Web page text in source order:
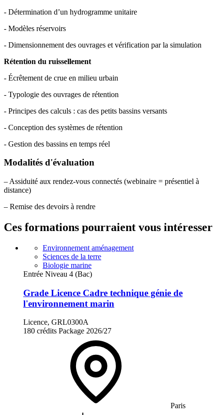
- Détermination d’un hydrogramme unitaire
- Modèles réservoirs
- Dimensionnement des ouvrages et vérification par la simulation
Rétention du ruissellement
- Écrêtement de crue en milieu urbain
- Typologie des ouvrages de rétention
- Principes des calculs : cas des petits bassins versants
- Conception des systèmes de rétention
- Gestion des bassins en temps réel
Modalités d'évaluation
– Assiduité aux rendez-vous connectés (webinaire = présentiel à
distance)
– Remise des devoirs à rendre
Ces formations pourraient vous intéresser
Environnement aménagement
Sciences de la terre
Biologie marine
Entrée Niveau 4 (Bac)
Grade Licence Cadre technique génie de
l'environnement marin
Licence, GRL0300A
180 crédits Package 2026/27
Paris